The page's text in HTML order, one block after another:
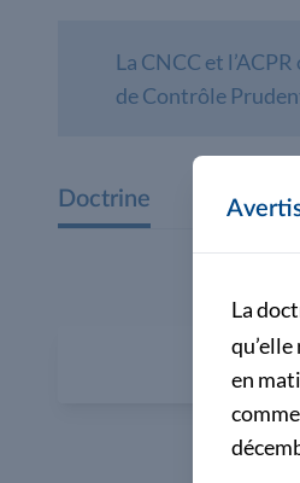
La CNCC et
de Contrôle
Doctrine
La
en